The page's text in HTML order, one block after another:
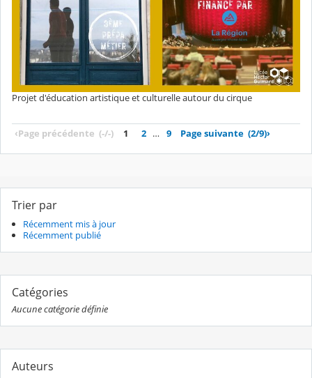
Projet d'éducation artistique et culturelle autour du cirque
‹Page précédente (-/-) 1 2 … 9 Page suivante (2/9)›
Trier par
Récemment mis à jour
Récemment publié
Catégories
Aucune catégorie définie
Auteurs